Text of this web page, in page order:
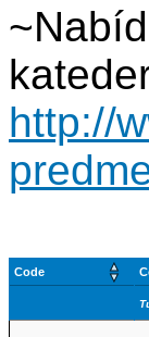
http://
Code